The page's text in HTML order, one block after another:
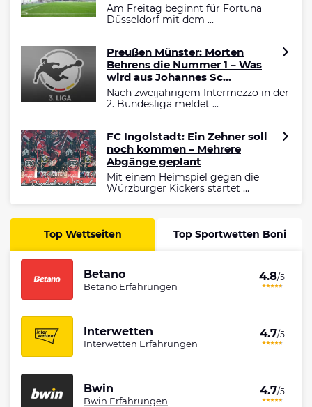
Am Freitag beginnt für Fortuna
Düsseldorf mit dem ...
Preußen Münster: Morten
Behrens die Nummer 1 – Was
wird aus Johannes Sc...
Nach zweijährigem Intermezzo in der
2. Bundesliga meldet ...
FC Ingolstadt: Ein Zehner soll
noch kommen – Mehrere
Abgänge geplant
Mit einem Heimspiel gegen die
Würzburger Kickers startet ...
Top Wettseiten Top Sportwetten Boni
Betano
Betano Erfahrungen
4.8/5
Interwetten
Interwetten Erfahrungen
4.7/5
Bwin
Bwin Erfahrungen
4.7/5